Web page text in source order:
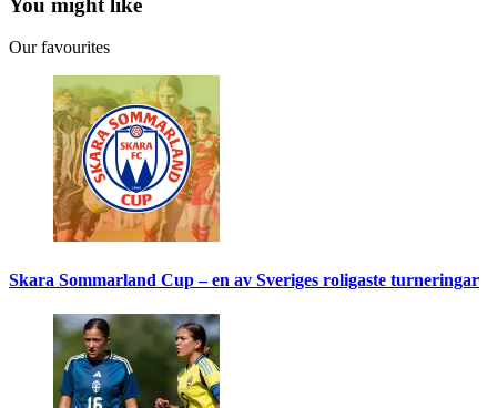
You might like
Our favourites
Skara Sommarland Cup – en av Sveriges roligaste turneringar